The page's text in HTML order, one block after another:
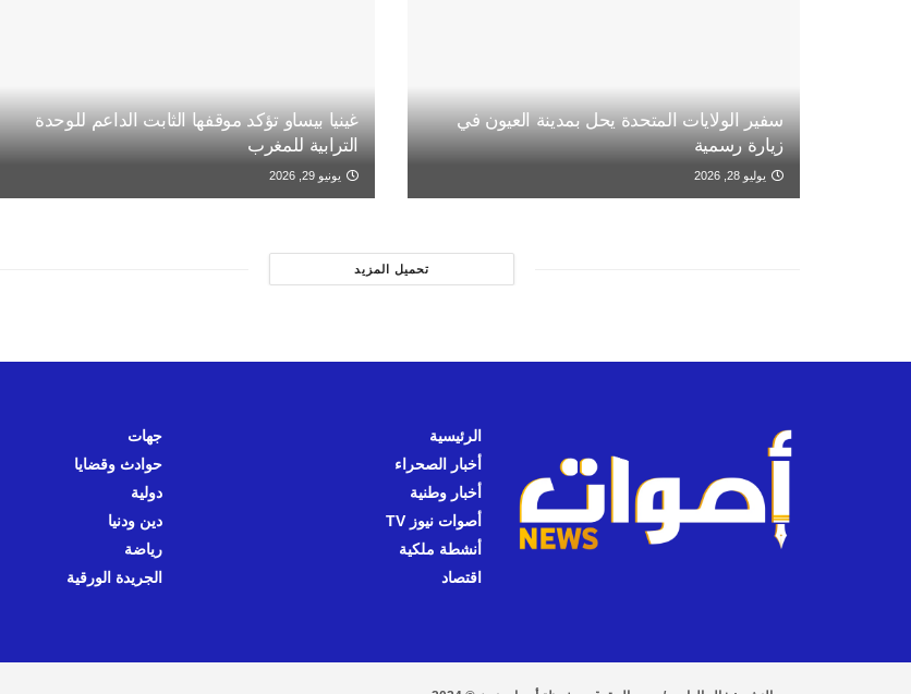
سفير الولايات المتحدة يحل بمدينة العيون في
زيارة رسمية
يوليو 28, 2026
غينيا بيساو تؤكد موقفها الثابت الداعم للوحدة
الترابية للمغرب
يونيو 29, 2026
تحميل المزيد
الرئيسية
أخبار الصحراء
أخبار وطنية
أصوات نيوز TV
أنشطة ملكية
اقتصاد
جهات
حوادث وقضايا
دولية
دين ودنيا
رياضة
الجريدة الورقية